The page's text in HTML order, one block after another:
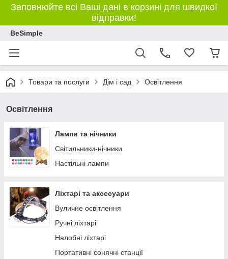
Заповнюйте всі Ваші дані в корзині для швидкої
відправки!
BeSimple
Товари та послуги Дім і сад Освітлення
Освітлення
Лампи та нічники
Світильники-нічники
Настільні лампи
Ліхтарі та аксесуари
Вуличне освітлення
Ручні ліхтарі
Налобні ліхтарі
Портативні сонячні станції